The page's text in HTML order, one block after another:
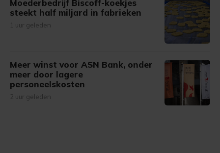
Moederbedrijf Biscoff-koekjes
steekt half miljard in fabrieken
1 uur geleden
Meer winst voor ASN Bank, onder
meer door lagere
personeelskosten
2 uur geleden